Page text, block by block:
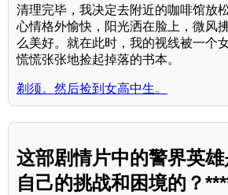
清理完毕，我决定去附近的咖啡馆放
心情格外愉快，阳光洒在脸上，微风
么美好。就在此时，我的视线被一个
慌慌张张地捡起掉落的书本。
剃须。然后捡到女高中生。
这部剧情片中的警界英
自己的挑战和困境的？